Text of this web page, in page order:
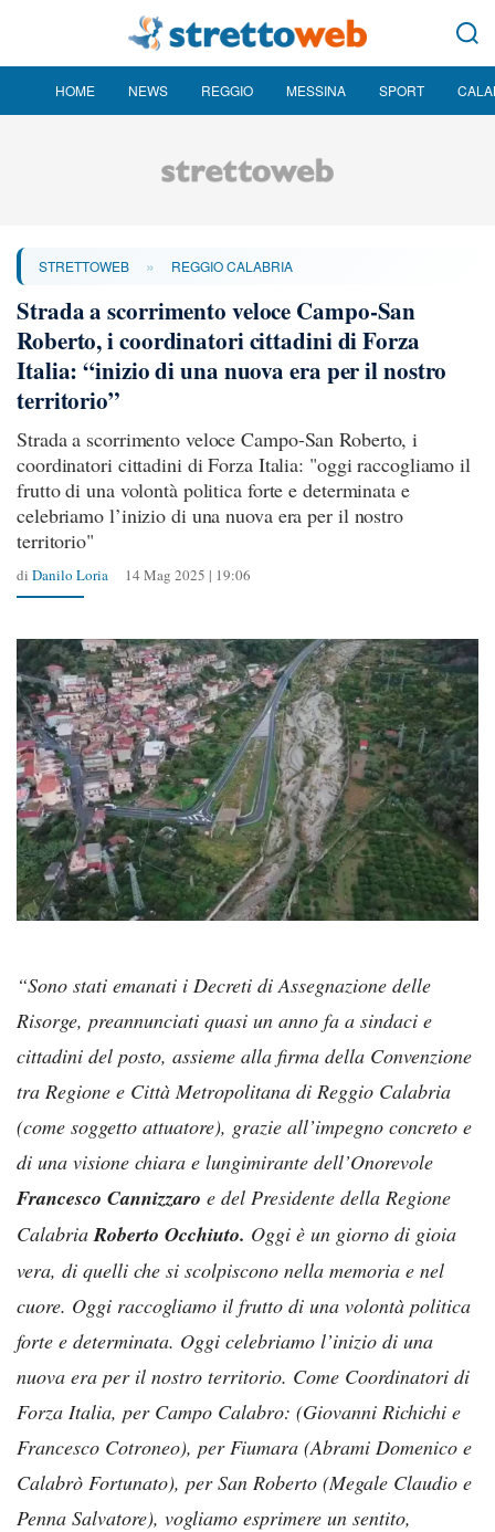
HOME NEWS REGGIO MESSINA SPORT
STRETTOWEB » REGGIO CALABRIA
Strada a scorrimento veloce Campo-San
Roberto, i coordinatori cittadini di Forza
Italia: “inizio di una nuova era per il nostro
territorio”
Strada a scorrimento veloce Campo-San Roberto, i
coordinatori cittadini di Forza Italia: "oggi raccogliamo il
frutto di una volontà politica forte e determinata e
celebriamo l’inizio di una nuova era per il nostro
territorio"
di Danilo Loria 14 Mag 2025 | 19:06
“Sono stati emanati i Decreti di Assegnazione delle
Risorge, preannunciati quasi un anno fa a sindaci e
cittadini del posto, assieme alla firma della Convenzione
tra Regione e Città Metropolitana di Reggio Calabria
(come soggetto attuatore), grazie all’impegno concreto e
di una visione chiara e lungimirante dell’Onorevole
Francesco Cannizzaro e del Presidente della Regione
CalabriaRoberto Occhiuto. Oggi è un giorno di gioia
vera, di quelli che si scolpiscono nella memoria e nel
cuore. Oggi raccogliamo il frutto di una volontà politica
forte e determinata. Oggi celebriamo l’inizio di una
nuova era per il nostro territorio. Come Coordinatori di
Forza Italia, per Campo Calabro: (Giovanni Richichi e
Francesco Cotroneo), per Fiumara (Abrami Domenico e
Calabrò Fortunato), per San Roberto (Megale Claudio e
Penna Salvatore), vogliamo esprimere un sentito,